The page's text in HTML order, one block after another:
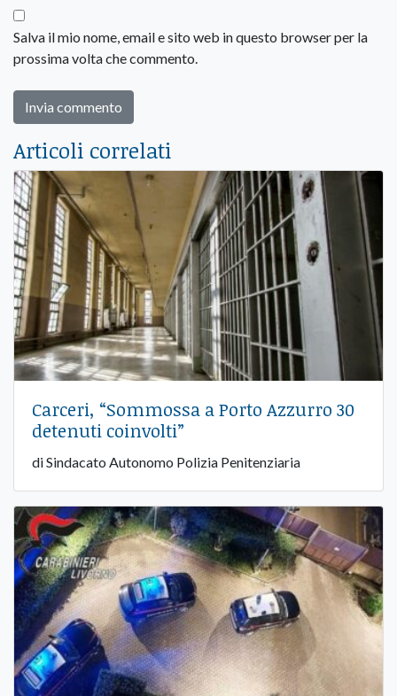
Salva il mio nome, email e sito web in questo browser per la
prossima volta che commento.
Articoli correlati
Carceri, “Sommossa a Porto Azzurro 30
detenuti coinvolti”
di Sindacato Autonomo Polizia Penitenziaria